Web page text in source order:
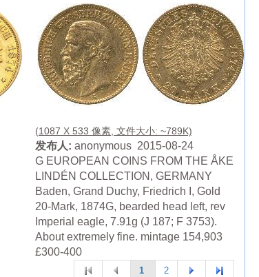
(1087 X 533 像素, 文件大小: ~789K)
发布人: anonymous 2015-08-24
G EUROPEAN COINS FROM THE ÅKE
LINDÉN COLLECTION, GERMANY
Baden, Grand Duchy, Friedrich I, Gold
20-Mark, 1874G, bearded head left, rev
Imperial eagle, 7.91g (J 187; F 3753).
About extremely fine. mintage 154,903
£300-400
1 2